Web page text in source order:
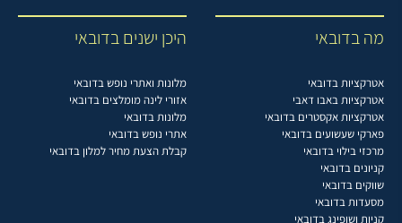
מה בדובאי
אטרקציות בדובאי
אטרקציות באבו דאבי
אטרקציות אקסטרים בדובאי
פארקי שעשועים בדובאי
מרכזי בילוי בדובאי
קניונים בדובאי
שווקים בדובאי
מסעדות בדובאי
קניות ושופינג בדובאי
היכן ישנים בדובאי
מלונות ואתרי נופש בדובאי
אזורי לינה מומלצים בדובאי
מלונות בדובאי
אתרי נופש בדובאי
קבלת הצעת מחיר למלון בדובאי